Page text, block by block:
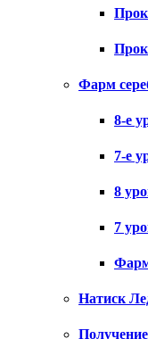
Фарм
8-е
7-е
8
7
Натиск